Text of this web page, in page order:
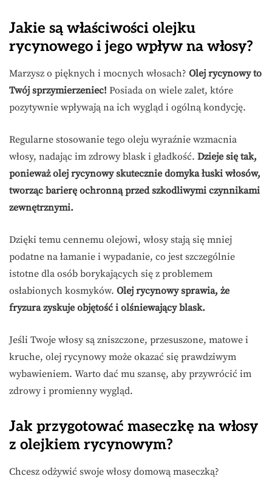
Jakie są właściwości olejku
rycynowego i jego wpływ na włosy?
Marzysz o pięknych i mocnych włosach? Olej rycynowy to
Twój sprzymierzeniec! Posiada on wiele zalet, które
pozytywnie wpływają na ich wygląd i ogólną kondycję.
Regularne stosowanie tego oleju wyraźnie wzmacnia
włosy, nadając im zdrowy blask i gładkość. Dzieje się tak,
ponieważ olej rycynowy skutecznie domyka łuski włosów,
tworząc barierę ochronną przed szkodliwymi czynnikami
zewnętrznymi.
Dzięki temu cennemu olejowi, włosy stają się mniej
podatne na łamanie i wypadanie, co jest szczególnie
istotne dla osób borykających się z problemem
osłabionych kosmyków. Olej rycynowy sprawia, że
fryzura zyskuje objętość i olśniewający blask.
Jeśli Twoje włosy są zniszczone, przesuszone, matowe i
kruche, olej rycynowy może okazać się prawdziwym
wybawieniem. Warto dać mu szansę, aby przywrócić im
zdrowy i promienny wygląd.
Jak przygotować maseczkę na włosy
z olejkiem rycynowym?
Chcesz odżywić swoje włosy domową maseczką?